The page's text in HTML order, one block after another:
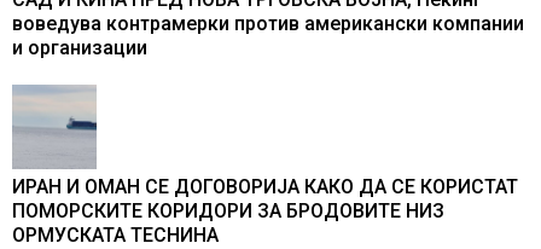
воведува контрамерки против американски компании
и организации
ИРАН И ОМАН СЕ ДОГОВОРИЈА КАКО ДА СЕ КОРИСТАТ
ПОМОРСКИТЕ КОРИДОРИ ЗА БРОДОВИТЕ НИЗ
ОРМУСКАТА ТЕСНИНА